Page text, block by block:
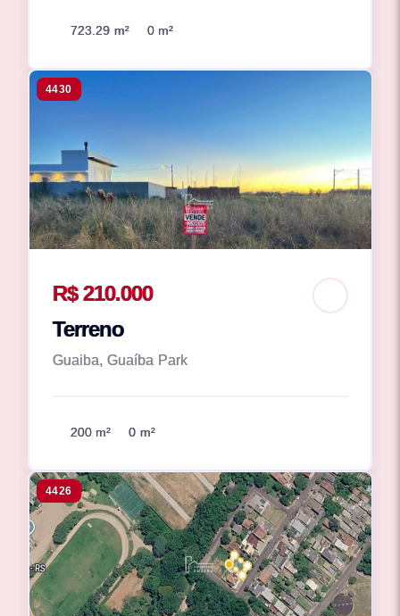
723.29 m² 0 m²
4430
R$ 210.000
Terreno
Guaiba, Guaíba Park
200 m² 0 m²
4426